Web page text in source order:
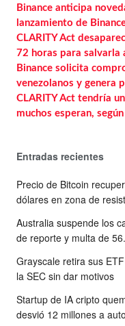
Binance anticipa
lanzamiento de
CLARITY Act
72 horas para salvarla
Binance solicita
venezolanos y genera
CLARITY Act tendría
muchos esperan,
Entradas recientes
Precio de Bitcoin
dólares en zona de
Australia suspende los
de reporte y multa de
Grayscale retira sus
la SEC sin dar motivos
Startup de IA cripto
desvió 12 millones a